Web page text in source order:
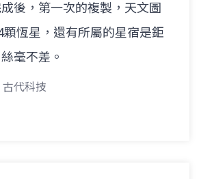
後，第一次的複製，天文圖
顆恆星，還有所屬的星宿是鉅
毫不差。
古代科技